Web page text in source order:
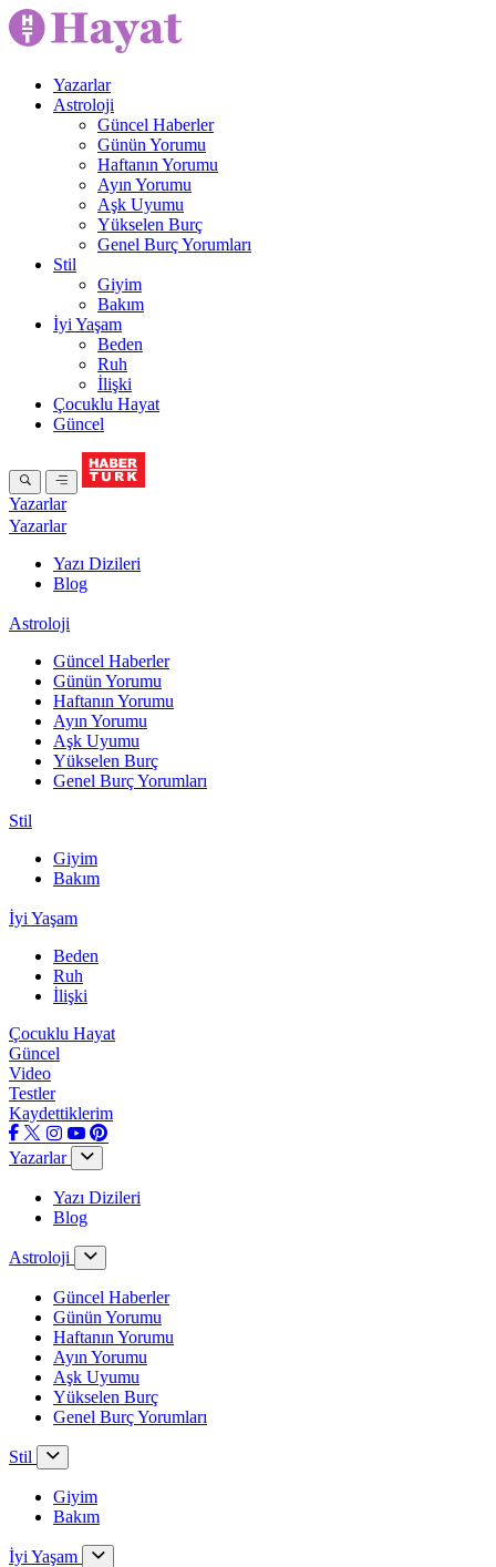
Yazarlar
Astroloji
Güncel Haberler
Günün Yorumu
Haftanın Yorumu
Ayın Yorumu
Aşk Uyumu
Yükselen Burç
Genel Burç Yorumları
Stil
Giyim
Bakım
İyi Yaşam
Beden
Ruh
İlişki
Çocuklu Hayat
Güncel
Yazarlar
Yazarlar
Yazı Dizileri
Blog
Astroloji
Güncel Haberler
Günün Yorumu
Haftanın Yorumu
Ayın Yorumu
Aşk Uyumu
Yükselen Burç
Genel Burç Yorumları
Stil
Giyim
Bakım
İyi Yaşam
Beden
Ruh
İlişki
Çocuklu Hayat
Güncel
Video
Testler
Kaydettiklerim
Yazarlar
Yazı Dizileri
Blog
Astroloji
Güncel Haberler
Günün Yorumu
Haftanın Yorumu
Ayın Yorumu
Aşk Uyumu
Yükselen Burç
Genel Burç Yorumları
Stil
Giyim
Bakım
İyi Yaşam